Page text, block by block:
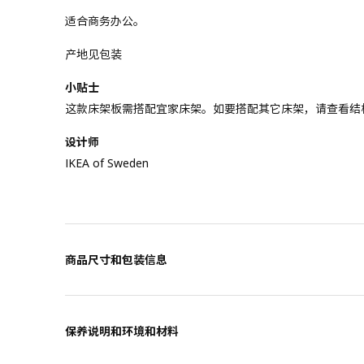
适合商务办公。
产地见包装
小贴士
这款床架板需搭配宜家床架。如要搭配其它床架，请查看结
设计师
IKEA of Sweden
商品尺寸和包装信息
保养说明和环境和材料